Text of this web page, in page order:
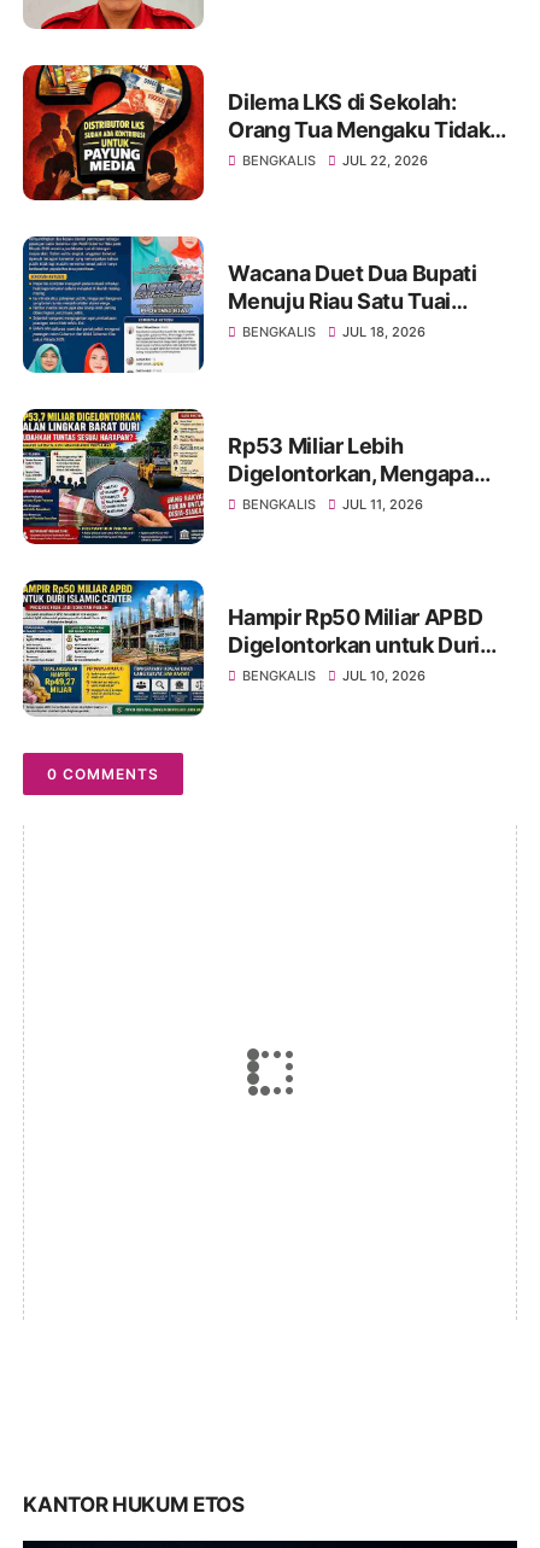
Dilema LKS di Sekolah:
Orang Tua Mengaku Tidak
Diwajibkan, Namun Merasa
BENGKALIS JUL 22, 2026
Wacana Duet Dua Bupati
Menuju Riau Satu Tuai
Sorotan, Netizen Ingatkan
BENGKALIS JUL 18, 2026
Rp53 Miliar Lebih
Digelontorkan, Mengapa
Jalan Lingkar Barat Duri
BENGKALIS JUL 11, 2026
Hampir Rp50 Miliar APBD
Digelontorkan untuk Duri
Islamic Center, Kondisi
BENGKALIS JUL 10, 2026
0 COMMENTS
KANTOR HUKUM ETOS